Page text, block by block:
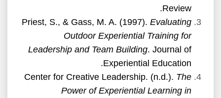
Review.
Priest, S., & Gass, M. A. (1997). Evaluating
Outdoor Experiential Training for
Leadership and Team Building. Journal of
Experiential Education.
Center for Creative Leadership. (n.d.). The
Power of Experiential Learning in